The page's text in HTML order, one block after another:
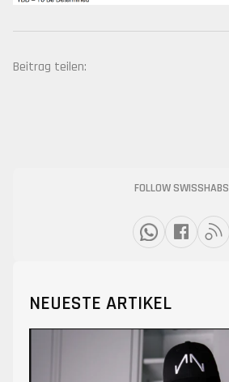
Beitrag teilen:
FOLLOW SWISSHABS
NEUESTE ARTIKEL